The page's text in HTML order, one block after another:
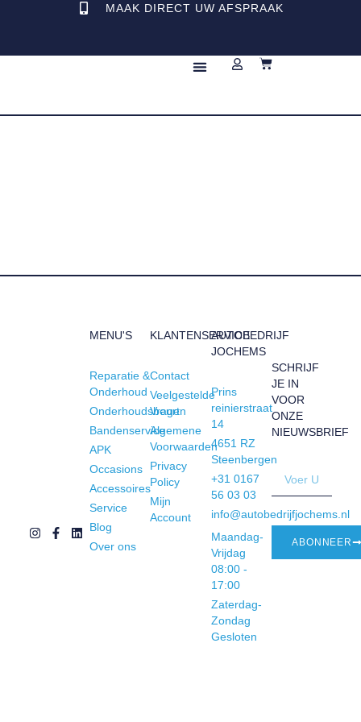
MAAK DIRECT UW AFSPRAAK
MENU'S
Reparatie &
Onderhoud
Onderhoudsbeurt
Bandenservice
APK
Occasions
Accessoires
Service
Blog
Over ons
KLANTENSERVICE
Contact
Veelgestelde
Vragen
Algemene
Voorwaarden
Privacy
Policy
Mijn
Account
AUTOBEDRIJF
JOCHEMS
Prins
reinierstraat
14
4651 RZ
Steenbergen
+31 0167
56 03 03
info@autobedrijfjochems.nl
Maandag-
Vrijdag
08:00 -
17:00
Zaterdag-
Zondag
Gesloten
SCHRIJF
JE IN
VOOR
ONZE
NIEUWSBRIEF
ABONNEER